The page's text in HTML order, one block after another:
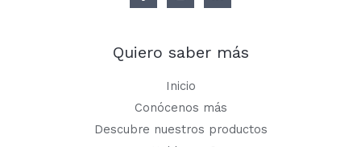
Quiero saber más
Inicio
Conócenos más
Descubre nuestros productos